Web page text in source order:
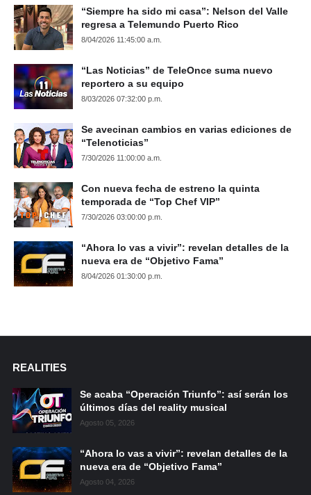
“Siempre ha sido mi casa”: Nelson del Valle
regresa a Telemundo Puerto Rico
8/04/2026 11:45:00 a.m.
“Las Noticias” de TeleOnce suma nuevo
reportero a su equipo
8/03/2026 07:32:00 p.m.
Se avecinan cambios en varias ediciones de
“Telenoticias”
7/30/2026 11:00:00 a.m.
Con nueva fecha de estreno la quinta
temporada de “Top Chef VIP”
7/30/2026 03:00:00 p.m.
“Ahora lo vas a vivir”: revelan detalles de la
nueva era de “Objetivo Fama”
8/04/2026 01:30:00 p.m.
REALITIES
Se acaba “Operación Triunfo”: así serán los
últimos días del reality musical
Agosto 05, 2026
“Ahora lo vas a vivir”: revelan detalles de la
nueva era de “Objetivo Fama”
Agosto 04, 2026